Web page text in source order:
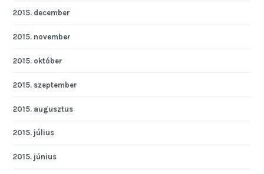
2015. december
2015. november
2015. október
2015. szeptember
2015. augusztus
2015. július
2015. június